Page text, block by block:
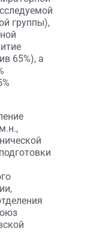
группы),
65%), а